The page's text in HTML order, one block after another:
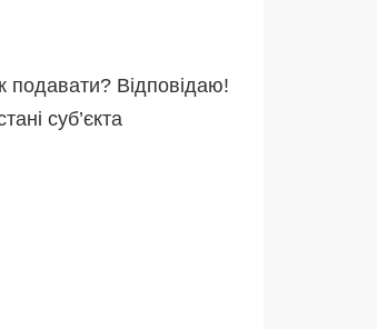
Відповідаю!
суб’єкта